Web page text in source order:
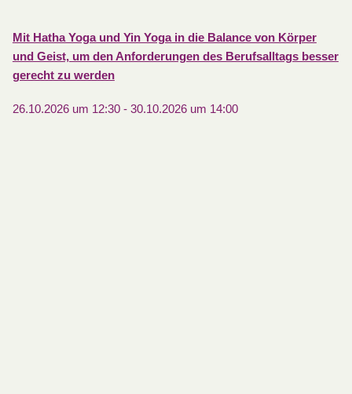
Mit Hatha Yoga und Yin Yoga in die Balance von Körper
und Geist, um den Anforderungen des Berufsalltags besser
gerecht zu werden
26.10.2026 um 12:30- 30.10.2026 um 14:00